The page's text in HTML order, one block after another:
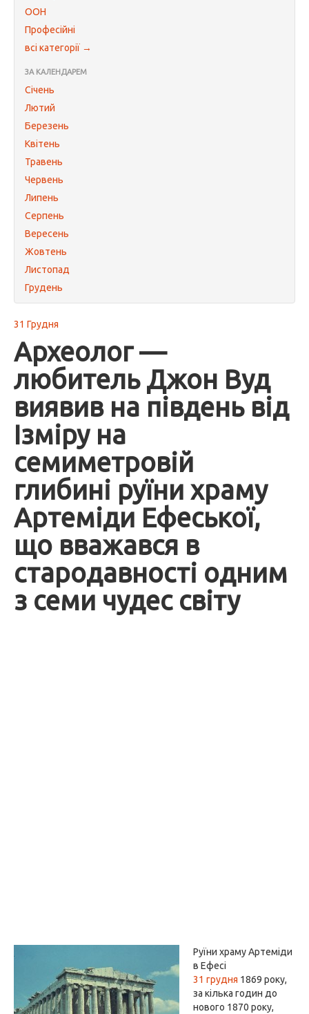
ООН
Професійні
всі категорії →
ЗА КАЛЕНДАРЕМ
Січень
Лютий
Березень
Квітень
Травень
Червень
Липень
Серпень
Вересень
Жовтень
Листопад
Грудень
31 Грудня
Археолог —
любитель Джон Вуд
виявив на південь від
Ізміру на
семиметровій
глибині руїни храму
Артеміди Ефеської,
що вважався в
стародавності одним
з семи чудес світу
Руїни храму Артеміди
в Ефесі
31 грудня 1869 року,
за кілька годин до
нового 1870 року,